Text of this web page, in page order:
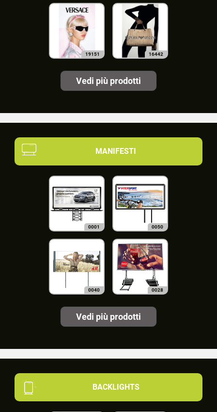
19151 16442
Vedi più prodotti
MANIFESTI
0001 0050
0040 0028
Vedi più prodotti
BACKLIGHTS